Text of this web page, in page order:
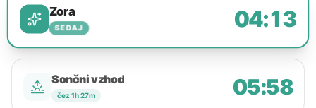
Zora
SEDAJ 04:13
Sončni vzhod
čez 1h 27m 05:58